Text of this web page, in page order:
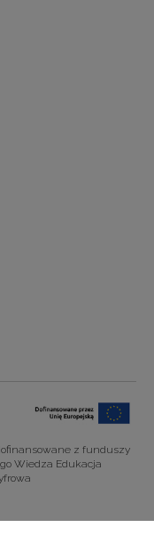
z funduszy
Wiedza Edukacja